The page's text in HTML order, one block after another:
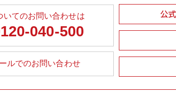
いてのお問い合わせは
040-500
ルでのお問い合わせ